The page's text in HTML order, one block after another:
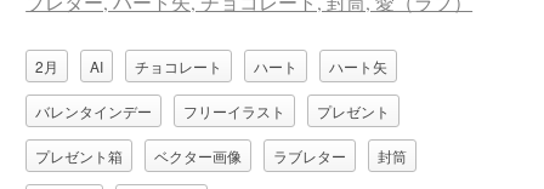
2月 AI チョコレート ハート ハート矢
バレンタインデー フリーイラスト プレゼント
プレゼント箱 ベクター画像 ラブレター 封筒